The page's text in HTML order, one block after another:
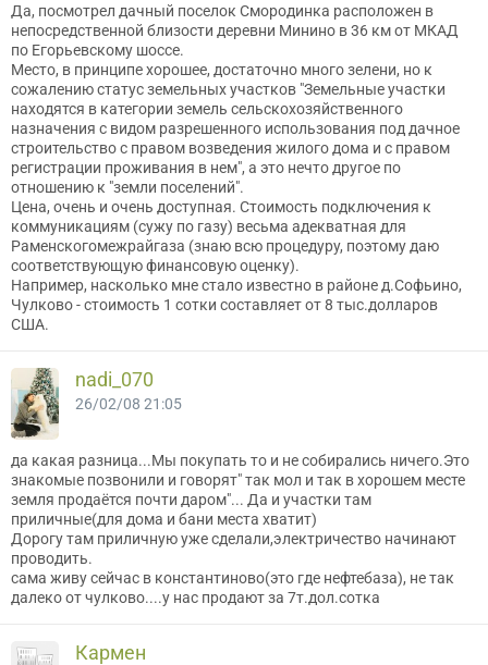
Да, посмотрел дачный поселок Смородинка расположен в
непосредственной близости деревни Минино в 36 км от МКАД
по Егорьевскому шоссе.
Место, в принципе хорошее, достаточно много зелени, но к
сожалению статус земельных участков "Земельные участки
находятся в категории земель сельскохозяйственного
назначения с видом разрешенного использования под дачное
строительство с правом возведения жилого дома и с правом
регистрации проживания в нем", а это нечто другое по
отношению к "земли поселений".
Цена, очень и очень доступная. Стоимость подключения к
коммуникациям (сужу по газу) весьма адекватная для
Раменскогомежрайгаза (знаю всю процедуру, поэтому даю
соответствующую финансовую оценку).
Например, насколько мне стало известно в районе д.Софьино,
Чулково - стоимость 1 сотки составляет от 8 тыс.долларов
США.
nadi_070
26/02/08 21:05
да какая разница...Мы покупать то и не собирались ничего.Это
знакомые позвонили и говорят" так мол и так в хорошем месте
земля продаётся почти даром"... Да и участки там
приличные(для дома и бани места хватит)
Дорогу там приличную уже сделали,электричество начинают
проводить.
сама живу сейчас в константиново(это где нефтебаза), не так
далеко от чулково....у нас продают за 7т.дол.сотка
Кармен